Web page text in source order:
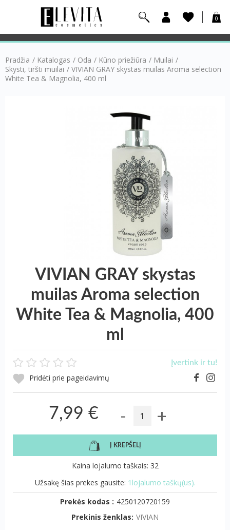
0
Pradžia / Katalogas / Oda / Kūno priežiūra / Muilai /
Skysti, tiršti muilai / VIVIAN GRAY skystas muilas Aroma selection
White Tea & Magnolia, 400 ml
VIVIAN GRAY skystas
muilas Aroma selection
White Tea & Magnolia, 400
ml
Įvertink ir tu!
Pridėti prie pageidavimų
7,99 € - +
Į KREPŠELĮ
Kaina lojalumo taškais: 32
Užsakę šias prekes gausite: 1lojalumo taškų(us).
Prekės kodas : 4250120720159
Prekinis ženklas: VIVIAN